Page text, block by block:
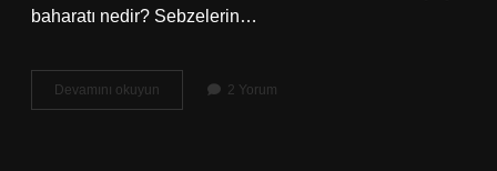
baharatı nedir? Sebzelerin…
Devamını okuyun
Baharatı
2 Yorum